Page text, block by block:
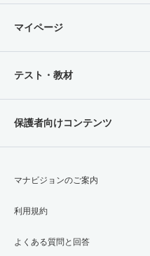
マイページ
テスト・教材
保護者向けコンテンツ
マナビジョンのご案内
利用規約
よくある質問と回答